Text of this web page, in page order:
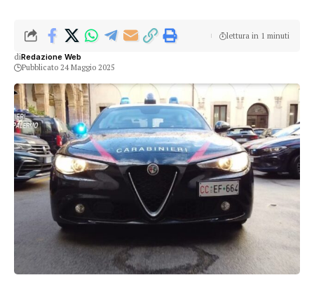
diRedazione Web
Pubblicato 24 Maggio 2025
lettura in 1 minuti